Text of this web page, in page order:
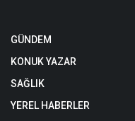
GÜNDEM
KONUK YAZAR
SAĞLIK
YEREL HABERLER